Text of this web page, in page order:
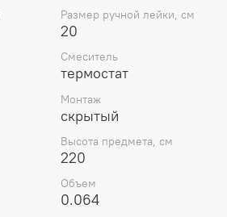
Размер ручной лейки, см
20
Смеситель
термостат
Монтаж
скрытый
Высота предмета, см
220
Объем
0.064